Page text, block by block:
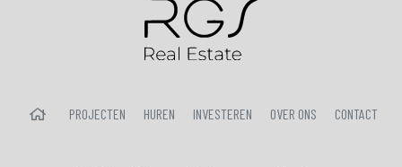
HOME PROJECTEN HUREN INVESTEREN OVER ONS CONTACT